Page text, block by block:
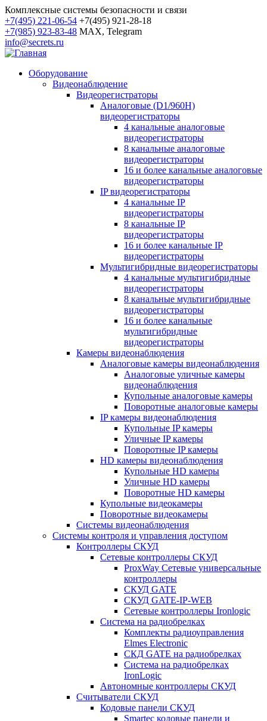
Комплексные системы безопасности и связи
+7(495) 221-06-54 +7(495) 921-28-18
+7(985) 923-83-48 MAX, Telegram
info@secrets.ru
Оборудование
Видеонаблюдение
Видеорегистраторы
Аналоговые (D1/960H)
видеорегистраторы
4 канальные аналоговые
видеорегистраторы
8 канальные аналоговые
видеорегистраторы
16 и более канальные аналоговые
видеорегистраторы
IP видеорегистраторы
4 канальные IP
видеорегистраторы
8 канальные IP
видеорегистраторы
16 и более канальные IP
видеорегистраторы
Мультигибридные видеорегистраторы
4 канальные мультигибридные
видеорегистраторы
8 канальные мультигибридные
видеорегистраторы
16 и более канальные
мультигибридные
видеорегистраторы
Камеры видеонаблюдения
Аналоговые камеры видеонаблюдения
Аналоговые уличные камеры
видеонаблюдения
Купольные аналоговые камеры
Поворотные аналоговые камеры
IP камеры видеонаблюдения
Купольные IP камеры
Уличные IP камеры
Поворотные IP камеры
HD камеры видеонаблюдения
Купольные HD камеры
Уличные HD камеры
Поворотные HD камеры
Купольные видеокамеры
Поворотные видеокамеры
Системы видеонаблюдения
Системы контроля и управления доступом
Контроллеры СКУД
Сетевые контроллеры СКУД
ProxWay Сетевые универсальные
контроллеры
СКУД GATE
СКУД GATE-IP-WEB
Сетевые контроллеры Ironlogic
Система на радиобрелках
Комплекты радиоуправления
Elmes Electronic
СКД GATE на радиобрелках
Система на радиобрелках
IronLogic
Автономные контроллеры СКУД
Считыватели СКУД
Кодовые панели СКУД
Smartec кодовые панели и